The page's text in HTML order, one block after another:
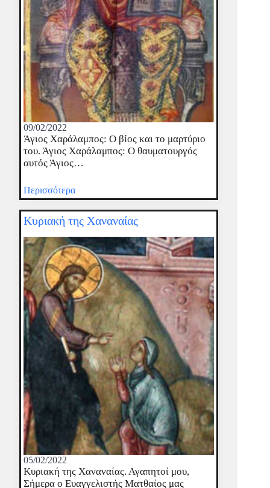
09/02/2022
Άγιος Χαράλαμπος: Ο βίος και το μαρτύριο
του. Άγιος Χαράλαμπος: Ο θαυματουργός
αυτός Άγιος…
Περισσότερα
Κυριακή της Χαναναίας
05/02/2022
Κυριακή της Χαναναίας. Αγαπητοί μου,
Σήμερα ο Ευαγγελιστής Ματθαίος μας